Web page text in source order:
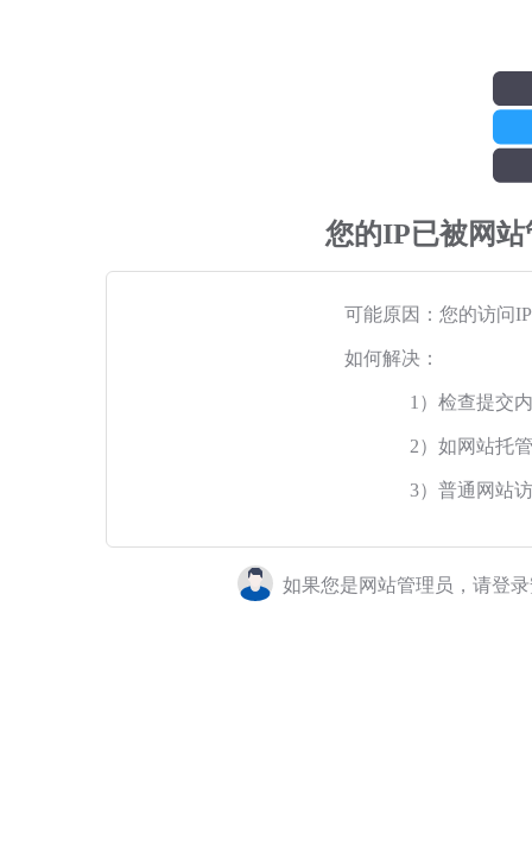
您的IP已被网
可能原因：您的访问
如何解决：
1）检查提交
2）如网站托
3）普通网站
如果您是网站管理员，请登